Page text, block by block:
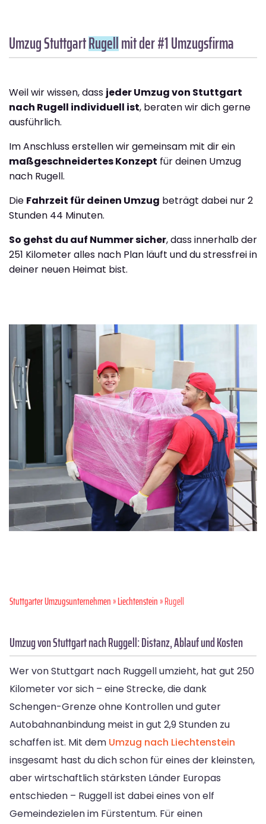
Umzug StuttgartRugellmit der #1 Umzugsfirma
Weil wir wissen, dass jeder Umzug von Stuttgart
nach Rugell individuell ist, beraten wir dich gerne
ausführlich.
Im Anschluss erstellen wir gemeinsam mit dir ein
maßgeschneidertes Konzept für deinen Umzug
nach Rugell.
Die Fahrzeit für deinen Umzug beträgt dabei nur 2
Stunden 44 Minuten.
So gehst du auf Nummer sicher, dass innerhalb der
251 Kilometer alles nach Plan läuft und du stressfrei in
deiner neuen Heimat bist.
Stuttgarter Umzugsunternehmen»Liechtenstein» Rugell
Umzug von Stuttgart nach Ruggell: Distanz, Ablauf und Kosten
Wer von Stuttgart nach Ruggell umzieht, hat gut 250
Kilometer vor sich – eine Strecke, die dank
Schengen-Grenze ohne Kontrollen und guter
Autobahnanbindung meist in gut 2,9 Stunden zu
schaffen ist. Mit dem Umzug nach Liechtenstein
insgesamt hast du dich schon für eines der kleinsten,
aber wirtschaftlich stärksten Länder Europas
entschieden – Ruggell ist dabei eines von elf
Gemeindezielen im Fürstentum. Für einen